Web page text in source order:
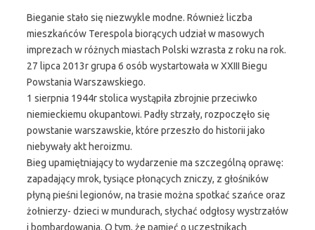
Bieganie stało się niezwykle modne. Również liczba
mieszkańców Terespola biorących udział w masowych
imprezach w różnych miastach Polski wzrasta z roku na rok.
27 lipca 2013r grupa 6 osób wystartowała w XXIII Biegu
Powstania Warszawskiego.
1 sierpnia 1944r stolica wystąpiła zbrojnie przeciwko
niemieckiemu okupantowi. Padły strzały, rozpoczęło się
powstanie warszawskie, które przeszło do historii jako
niebywały akt heroizmu.
Bieg upamiętniający to wydarzenie ma szczególną oprawę:
zapadający mrok, tysiące płonących zniczy, z głośników
płyną pieśni legionów, na trasie można spotkać szańce oraz
żołnierzy- dzieci w mundurach, słychać odgłosy wystrzałów
i bombardowania. O tym, że pamięć o uczestnikach